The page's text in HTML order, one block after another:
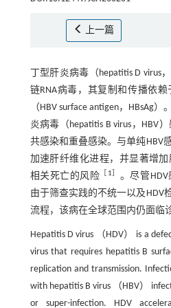
上一篇
丁型肝炎病毒（hepatitis D virus
链RNA病毒，其复制和传播依
（HBV surface antigen，HBsAg
炎病毒（hepatitis B virus，HBV
共感染和重叠感染。与单纯HBV
加速肝纤维化进程，并显著增
相关死亡的风险
1
。尽管
由于筛查实践的不统一以及HDV
流程，该病在全球范围内仍面临
Hepatitis D virus （HDV） is a
virus that requires hepatitis B
replication and transmission‎.
with hepatitis B virus （HBV）
or super-infection. HDV